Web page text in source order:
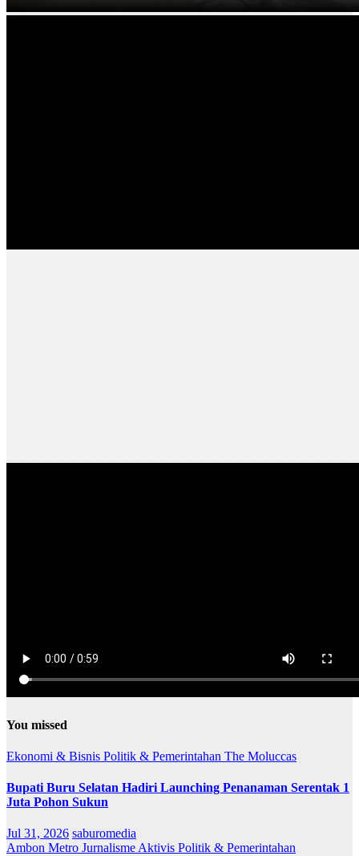
You missed
Ekonomi & Bisnis Politik & Pemerintahan The Moluccas
Bupati Buru Selatan Hadiri Launching Penanaman Serentak 1
Juta Pohon Sukun
Jul 31, 2026 saburomedia
Ambon Metro Jurnalisme Aktivis Politik & Pemerintahan